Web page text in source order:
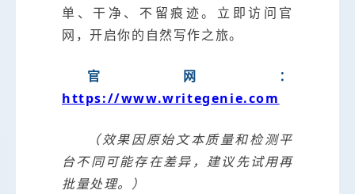
单、干净、不留痕迹。立即访问官
网，开启你的自然写作之旅。
官网：
https://www.writegenie.com
（效果因原始文本质量和检测平
台不同可能存在差异，建议先试用再
批量处理。）